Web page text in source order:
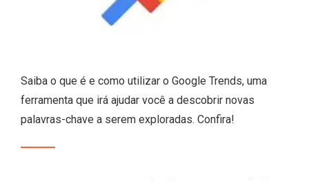
Saiba o que é e como utilizar o Google Trends, uma
ferramenta que irá ajudar você a descobrir novas
palavras-chave a serem exploradas. Confira!